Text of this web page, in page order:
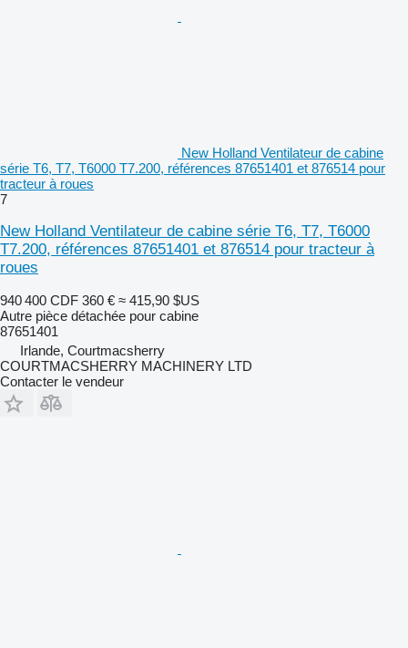
New Holland Ventilateur de cabine
série T6, T7, T6000 T7.200, références 87651401 et 876514 pour
tracteur à roues
7
New Holland Ventilateur de cabine série T6, T7, T6000
T7.200, références 87651401 et 876514 pour tracteur à
roues
940 400 CDF 360 € ≈ 415,90 $US
Autre pièce détachée pour cabine
87651401
Irlande, Courtmacsherry
COURTMACSHERRY MACHINERY LTD
Contacter le vendeur